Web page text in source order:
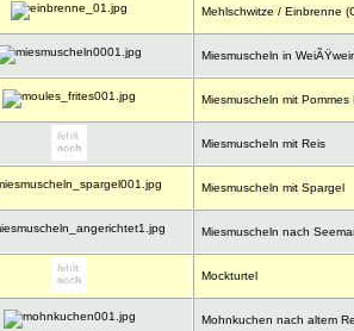
Mehlschwitze / Einbrenne
Miesmuscheln in
Miesmuscheln mit Pommes
Miesmuscheln mit Reis
Miesmuscheln mit Spargel
Miesmuscheln nach
Mockturtel
Mohnkuchen nach altem